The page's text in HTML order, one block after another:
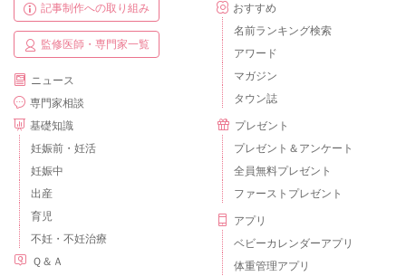
記事制作への取り組み
監修医師・専門家一覧
ニュース
専門家相談
基礎知識
妊娠前・妊活
妊娠中
出産
育児
不妊・不妊治療
Ｑ＆Ａ
おすすめ
名前ランキング検索
アワード
マガジン
タウン誌
プレゼント
プレゼント＆アンケート
全員無料プレゼント
ファーストプレゼント
アプリ
ベビーカレンダーアプリ
体重管理アプリ